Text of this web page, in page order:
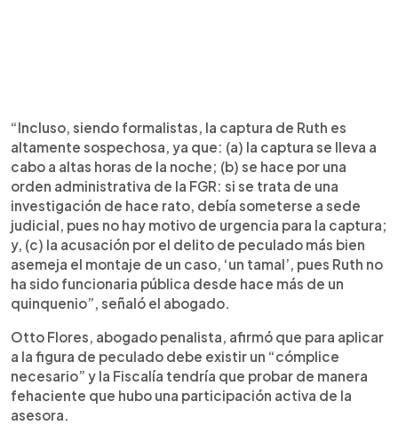
“Incluso, siendo formalistas, la captura de Ruth es
altamente sospechosa, ya que: (a) la captura se lleva a
cabo a altas horas de la noche; (b) se hace por una
orden administrativa de la FGR: si se trata de una
investigación de hace rato, debía someterse a sede
judicial, pues no hay motivo de urgencia para la captura;
y, (c) la acusación por el delito de peculado más bien
asemeja el montaje de un caso, ‘un tamal’, pues Ruth no
ha sido funcionaria pública desde hace más de un
quinquenio”, señaló el abogado.
Otto Flores, abogado penalista, afirmó que para aplicar
a la figura de peculado debe existir un “cómplice
necesario” y la Fiscalía tendría que probar de manera
fehaciente que hubo una participación activa de la
asesora.